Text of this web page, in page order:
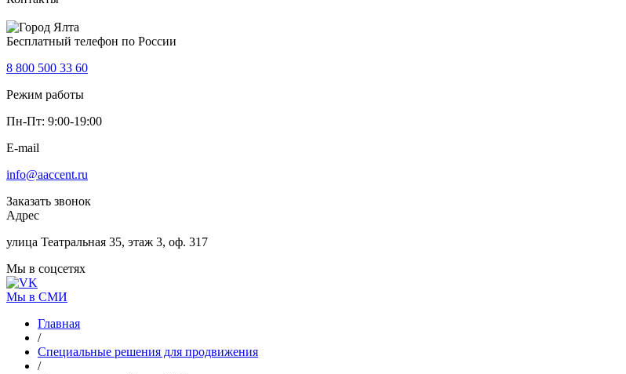
Ялта
Бесплатный телефон по России
8 800 500 33 60
Режим работы
Пн-Пт: 9:00-19:00
E-mail
info@aaccent.ru
Заказать звонок
Адрес
улица Театральная 35, этаж 3, оф. 317
Мы в соцсетях
Мы в СМИ
Главная
/
Специальные решения для продвижения
/